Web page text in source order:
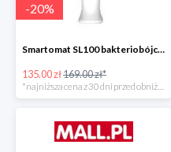
-20%
Smartomat SL100 bakteriobójcza lampa UV -20%
135.00 zł169.00 zł*